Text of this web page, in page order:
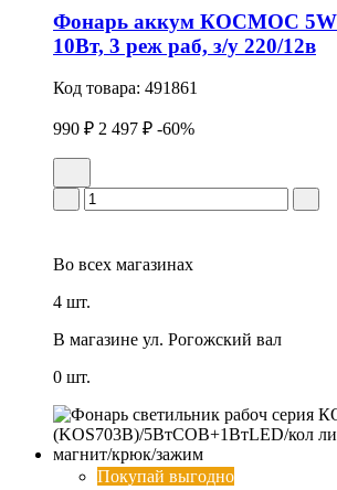
Фонарь аккум КОСМОС 5W
10Вт, 3 реж раб, з/у 220/12в
Код товара: 491861
990 ₽ 2 497 ₽ -60%
Во всех магазинах
4 шт.
В магазине ул. Рогожский вал
0 шт.
Покупай выгодно